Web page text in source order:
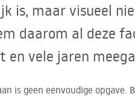
is, maar visueel
daarom al deze
en vele jaren
is geen eenvoudige